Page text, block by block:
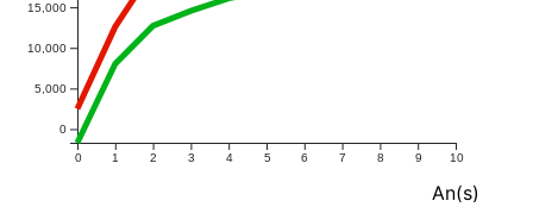
0 1 2 3 4 5 6 7 8 9 10
0
5,000
10,000
15,000
An(s)